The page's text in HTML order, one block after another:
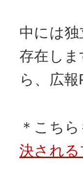
中には
存在し
ら、広
＊こちら
決され